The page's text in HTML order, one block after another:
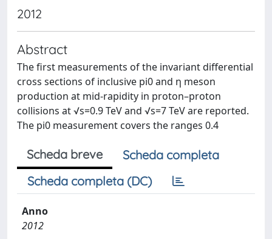
2012
Abstract
The first measurements of the invariant differential
cross sections of inclusive pi0 and η meson
production at mid-rapidity in proton–proton
collisions at √s=0.9 TeV and √s=7 TeV are reported.
The pi0 measurement covers the ranges 0.4
Scheda breve
Scheda completa
Scheda completa (DC)
Anno
2012